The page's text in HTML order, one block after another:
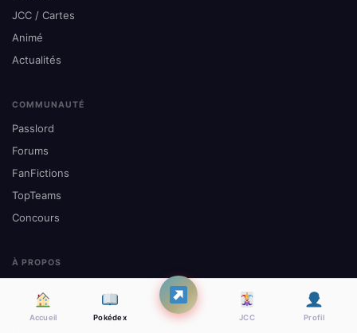
Accueil Pokédex JCC Profil
JCC / Cartes
Animé
Actualités
COMMUNAUTÉ
Passlord
Forums
FanFictions
TopTeams
Concours
À PROPOS
L'équipe